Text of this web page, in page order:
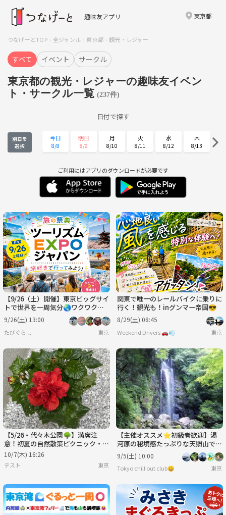
趣味友アプリ 東京都
つなげーとTOP 全ジャンル 東京都 観光・レジャー
すべて イベント サークル
東京都の観光・レジャーの趣味友イベン
ト・サークル一覧 (237件)
日付で探す
別日を
選択
今日
8/8
明日
8/9
月
8/10
火
8/11
水
8/12
木
8/13
8/14 8/15 8/16 8/17 8/18
木
8/20
金
8/21
日
8/23
月
8/24
8/26 8/27 8/28 8/29 8/30 8/31
火
9/1
水
9/2
木
9/3
金
9/4
土
9/5
日
9/6
ご利用にはアプリのダウンロードが必要です
【9/26（土）開催】東京ビッグサイ
トで世界を一周気分🌏ワクワク満
載のツーリズムEXPOジャパンに行
ってみよう💖
9/26(土) 13:00
たびぐらし 東京
関東で唯一のレールバイクに乗りに
行く！観光も！inグンマー帝国😎
8/29(土) 08:45
Weekend Drivers 🚗💨 東京
【5/26・代々木公園🌳】満席注
意！初夏の自然散策ピクニック・友
活チャレンジ✨
10/7(木) 16:26
テスト 東京
【主催オススメ⭐️初級者歓迎】湯
河原の秘境感たっぷりな天照山で滝
巡り＆森林浴ハイク🌳
9/5(土) 10:00
Tokyo chill out club😀 東京